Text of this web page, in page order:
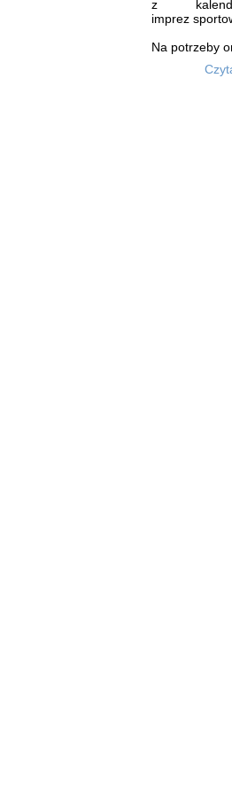
z
imprez
Na potrzeby